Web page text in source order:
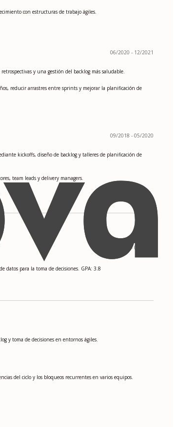
con estructuras de trabajo ágiles.
06/2020 - 12/2021
y una gestión del backlog más saludable.
reducir arrastres entre sprints y mejorar la planificación de
09/2018 - 05/2020
kickoffs, diseño de backlog y talleres de planificación de
team leads y delivery managers.
09/2015 - 06/2017
datos para la toma de decisiones. GPA: 3.8
y toma de decisiones en entornos ágiles.
del ciclo y los bloqueos recurrentes en varios equipos.